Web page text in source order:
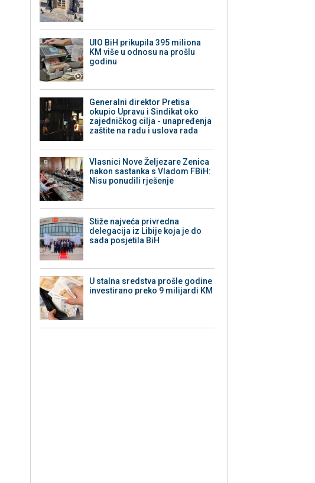
UIO BiH prikupila 395 miliona
KM više u odnosu na prošlu
godinu
Generalni direktor Pretisa
okupio Upravu i Sindikat oko
zajedničkog cilja - unapređenja
zaštite na radu i uslova rada
Vlasnici Nove Željezare Zenica
nakon sastanka s Vladom FBiH:
Nisu ponudili rješenje
Stiže najveća privredna
delegacija iz Libije koja je do
sada posjetila BiH
U stalna sredstva prošle godine
investirano preko 9 milijardi KM